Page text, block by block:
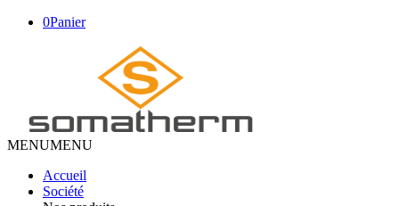
0Panier
MENUMENU
Accueil
Société